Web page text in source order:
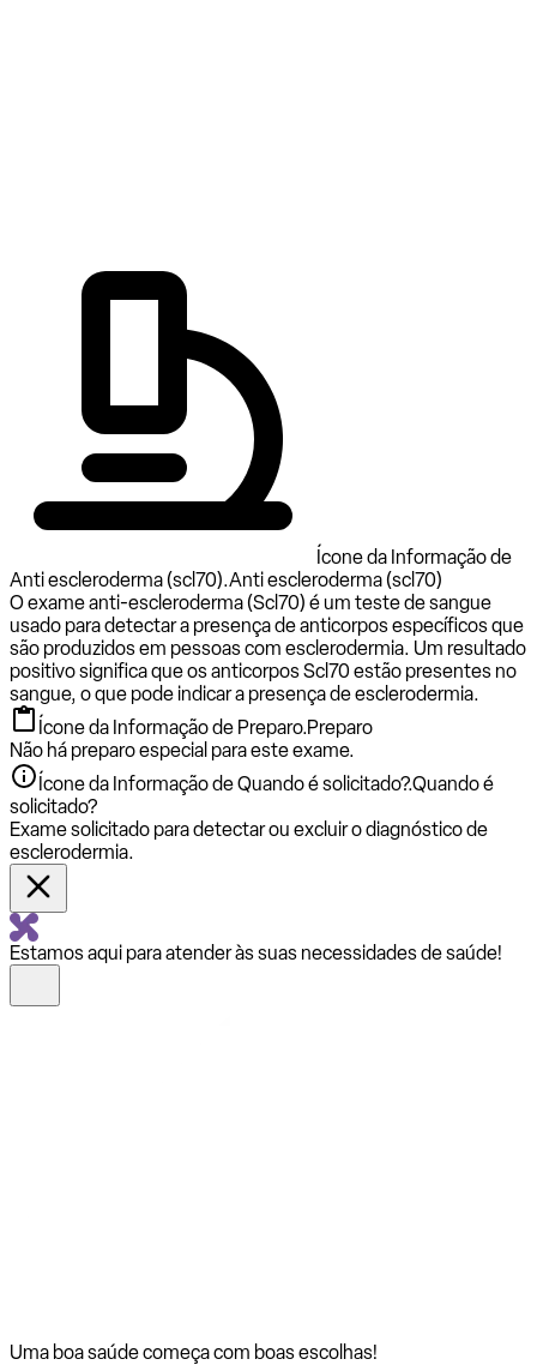
Ícone da Informação de
Anti escleroderma (scl70).Anti escleroderma (scl70)
O exame anti-escleroderma (Scl70) é um teste de sangue
usado para detectar a presença de anticorpos específicos que
são produzidos em pessoas com esclerodermia. Um resultado
positivo significa que os anticorpos Scl70 estão presentes no
sangue, o que pode indicar a presença de esclerodermia.
Ícone da Informação de Preparo.Preparo
Não há preparo especial para este exame.
Ícone da Informação de Quando é solicitado?.Quando é
solicitado?
Exame solicitado para detectar ou excluir o diagnóstico de
esclerodermia.
Estamos aqui para atender às suas necessidades de saúde!
Uma boa saúde começa com boas escolhas!